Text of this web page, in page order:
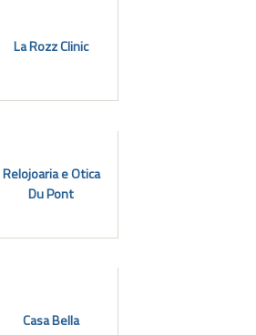
La Rozz Clinic
Relojoaria e Otica
Du Pont
Casa Bella